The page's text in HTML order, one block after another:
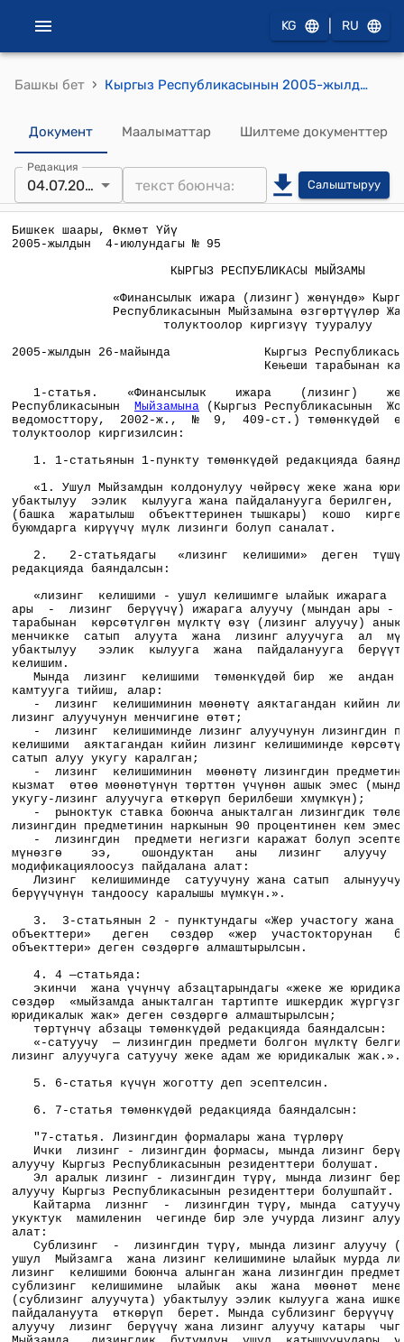
KG RU
Башкы бет › Кыргыз Республикасынын 2005-жылдын 4-июлундагы № 95 «Финансылык ижара (лизинг) жөнүндө» Кыргыз Республикасынын Мыйзамына өзгөртүүлөр Жана толуктоолор киргизүү тууралуу" Мыйзамы
Документ Маалыматтар Шилтеме документтер
Редакция
04.07.2005 Салыштыруу